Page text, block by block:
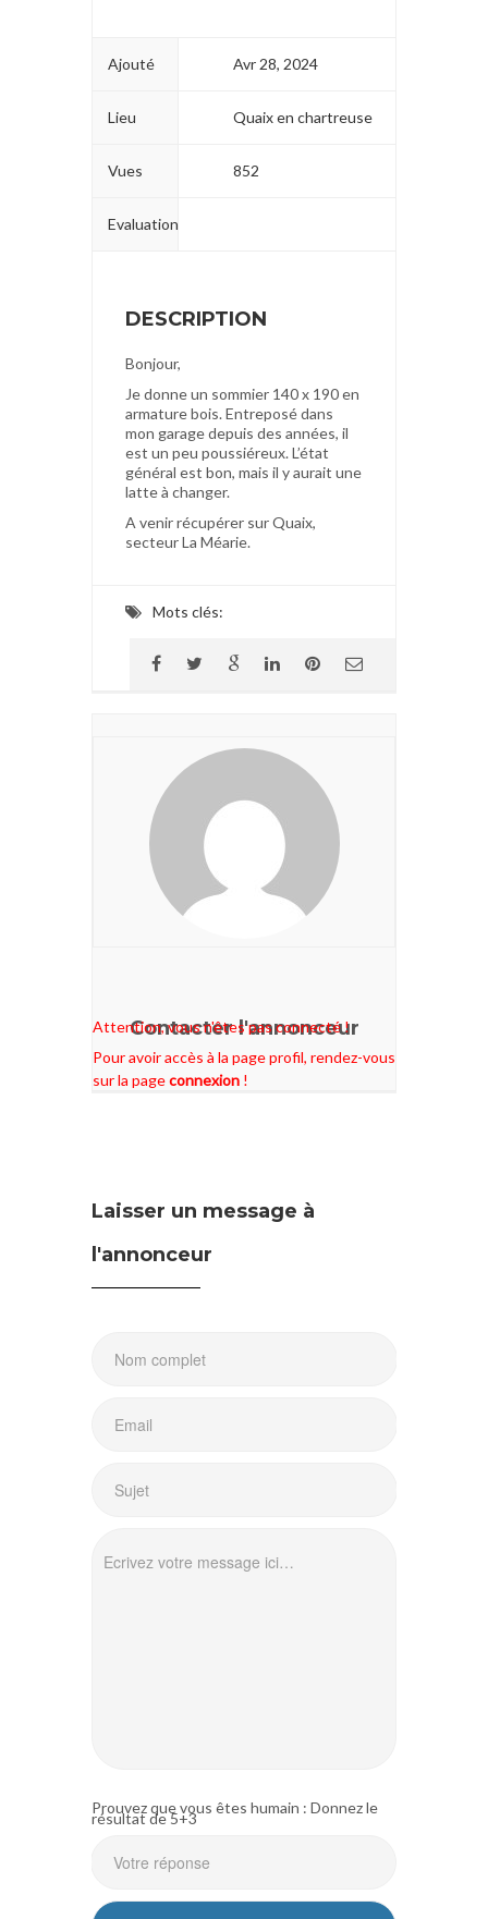
Ajouté Avr 28, 2024
Lieu Quaix en chartreuse
Vues 852
Evaluation
DESCRIPTION
Bonjour,
Je donne un sommier 140 x 190 en
armature bois. Entreposé dans
mon garage depuis des années, il
est un peu poussiéreux. L’état
général est bon, mais il y aurait une
latte à changer.
A venir récupérer sur Quaix,
secteur La Méarie.
Mots clés:
Contacter l'annonceur
Attention, vous n'êtes pas connecté !
Pour avoir accès à la page profil, rendez-vous
sur la pageconnexion !
Laisser un message à
l'annonceur
Prouvez que vous êtes humain : Donnez le
résultat de 5+3